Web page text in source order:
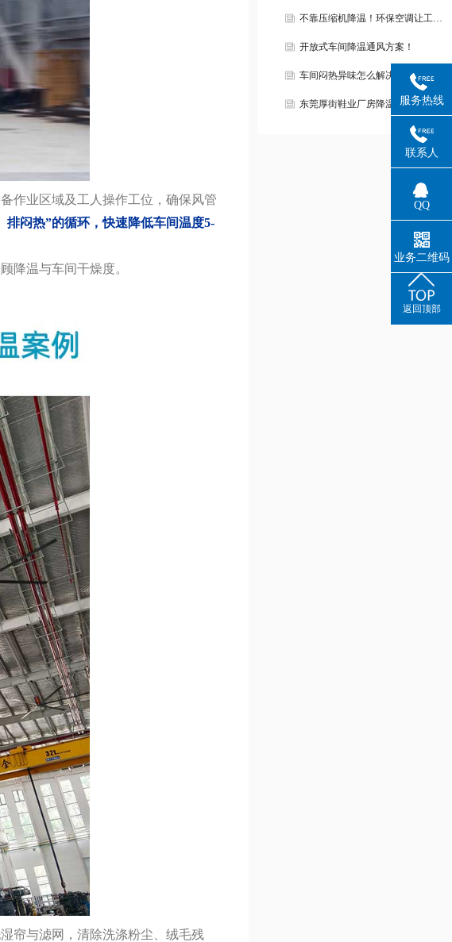
作业区域及工人操作工位，确保风管
排闷热”的循环，快速降低车间温度5-
降温与车间干燥度。
帘与滤网，清除洗涤粉尘、绒毛残
不靠压缩机降温！环保空调让工…
开放式车间降温通风方案！
车间闷热异味怎么解决？
东莞厚街鞋业厂房降温案例！服务热线
联系人
QQ
业务二维码
返回顶部